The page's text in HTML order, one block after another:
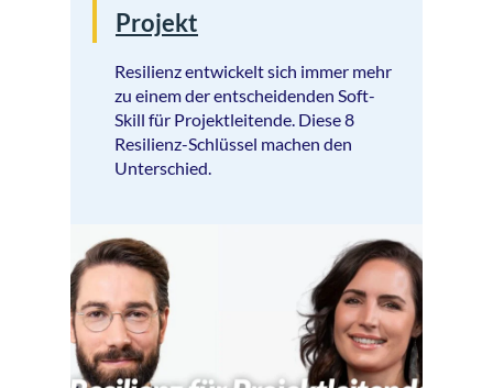
Projekt
Resilienz entwickelt sich immer mehr
zu einem der entscheidenden Soft-
Skill für Projektleitende. Diese 8
Resilienz-Schlüssel machen den
Unterschied.